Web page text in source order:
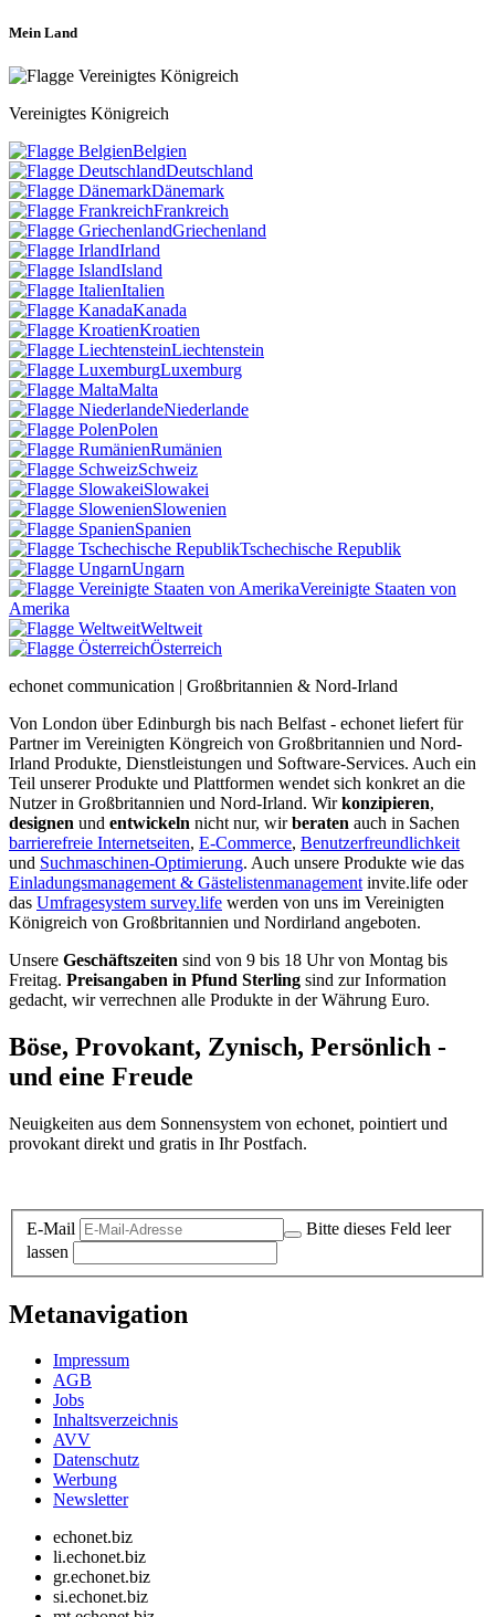
Mein Land
Vereinigtes Königreich
Belgien
Deutschland
Dänemark
Frankreich
Griechenland
Irland
Island
Italien
Kanada
Kroatien
Liechtenstein
Luxemburg
Malta
Niederlande
Polen
Rumänien
Schweiz
Slowakei
Slowenien
Spanien
Tschechische Republik
Ungarn
Vereinigte Staaten von
Amerika
Weltweit
Österreich
echonet communication | Großbritannien & Nord-Irland
Von London über Edinburgh bis nach Belfast - echonet liefert für
Partner im Vereinigten Köngreich von Großbritannien und Nord-
Irland Produkte, Dienstleistungen und Software-Services. Auch ein
Teil unserer Produkte und Plattformen wendet sich konkret an die
Nutzer in Großbritannien und Nord-Irland. Wirkonzipieren,
designen und entwickeln nicht nur, wirberaten auch in Sachen
barrierefreie Internetseiten, E-Commerce, Benutzerfreundlichkeit
und Suchmaschinen-Optimierung. Auch unsere Produkte wie das
Einladungsmanagement & Gästelistenmanagement invite.life oder
das Umfragesystem survey.life werden von uns im Vereinigten
Königreich von Großbritannien und Nordirland angeboten.
Unsere Geschäftszeiten sind von 9 bis 18 Uhr von Montag bis
Freitag. Preisangaben in Pfund Sterling sind zur Information
gedacht, wir verrechnen alle Produkte in der Währung Euro.
Böse, Provokant, Zynisch, Persönlich -
und eine Freude
Neuigkeiten aus dem Sonnensystem von echonet, pointiert und
provokant direkt und gratis in Ihr Postfach.
E-Mail
Bitte dieses Feld leer
lassen
Metanavigation
Impressum
AGB
Jobs
Inhaltsverzeichnis
AVV
Datenschutz
Werbung
Newsletter
echonet.biz
li.echonet.biz
gr.echonet.biz
si.echonet.biz